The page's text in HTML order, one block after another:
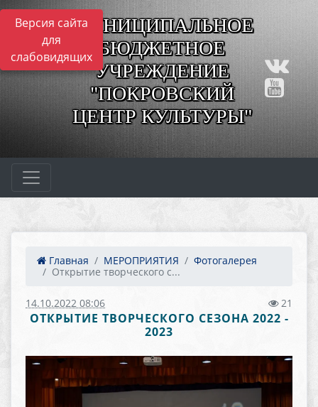
Версия сайта
для
слабовидящих
МУНИЦИПАЛЬНОЕ
БЮДЖЕТНОЕ
УЧРЕЖДЕНИЕ
"ПОКРОВСКИЙ
ЦЕНТР КУЛЬТУРЫ"
Главная МЕРОПРИЯТИЯ
Фотогалерея
Открытие творческого с...
14.10.2022 08:06 21
ОТКРЫТИЕ ТВОРЧЕСКОГО СЕЗОНА 2022 -
2023